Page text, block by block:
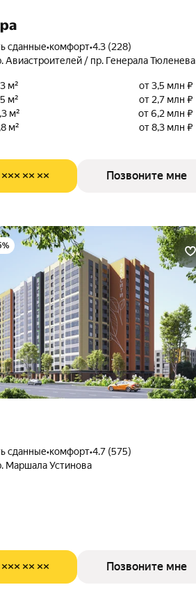
сданные•комфорт•4.3 (228)
Авиастроителей / пр. Генерала Тюленева
м²
от 3,5 млн ₽
м²
от 2,7 млн ₽
м²
от 6,2 млн ₽
м²
от 8,3 млн ₽
×× ×× Позвоните мне
сданные•комфорт•4.7 (575)
Маршала Устинова
×× ×× Позвоните мне